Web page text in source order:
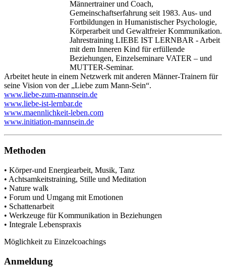
Männertrainer und Coach,
Gemeinschaftserfahrung seit 1983. Aus- und
Fortbildungen in Humanistischer Psychologie,
Körperarbeit und Gewaltfreier Kommunikation.
Jahrestraining LIEBE IST LERNBAR - Arbeit
mit dem Inneren Kind für erfüllende
Beziehungen, Einzelseminare VATER – und
MUTTER-Seminar.
Arbeitet heute in einem Netzwerk mit anderen Männer-Trainern für
seine Vision von der „Liebe zum Mann-Sein“.
www.liebe-zum-mannsein.de
www.liebe-ist-lernbar.de
www.maennlichkeit-leben.com
www.initiation-mannsein.de
Methoden
• Körper-und Energiearbeit, Musik, Tanz
• Achtsamkeitstraining, Stille und Meditation
• Nature walk
• Forum und Umgang mit Emotionen
• Schattenarbeit
• Werkzeuge für Kommunikation in Beziehungen
• Integrale Lebenspraxis
Möglichkeit zu Einzelcoachings
Anmeldung